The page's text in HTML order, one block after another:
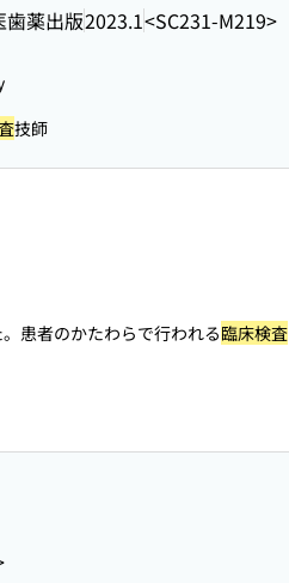
歯薬出版2023.1<SC231-M219>
技師
患者のかたわらで行われる臨床検査